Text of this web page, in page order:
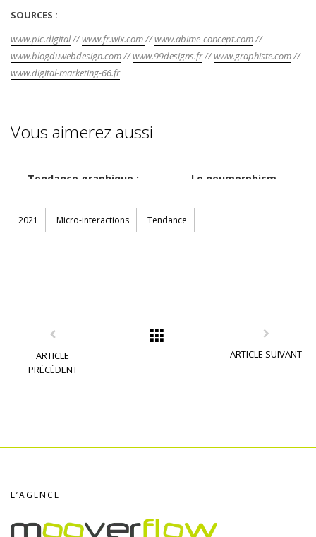
SOURCES :
www.pic.digital//www.fr.wix.com//www.abime-concept.com//
www.blogduwebdesign.com//www.99designs.fr//www.graphiste.com//
www.digital-marketing-66.fr
Vous aimerez aussi
Tendance graphique :
Le neumorphism
2021 Micro-interactions Tendance
ARTICLE
PRÉCÉDENT
ARTICLE SUIVANT
L’AGENCE